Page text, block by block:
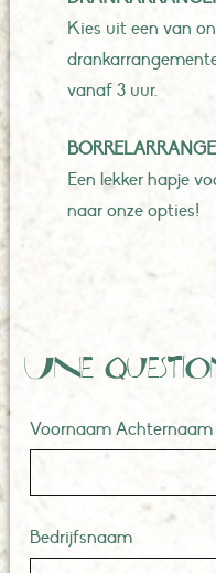
Kies uit een van
vanaf 3 uur.
Een lekker hapje
naar onze opties!
Une
Voornaam Achternaam
Bedrijfsnaam